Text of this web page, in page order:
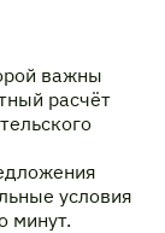
важны
расчёт
условия
минут.